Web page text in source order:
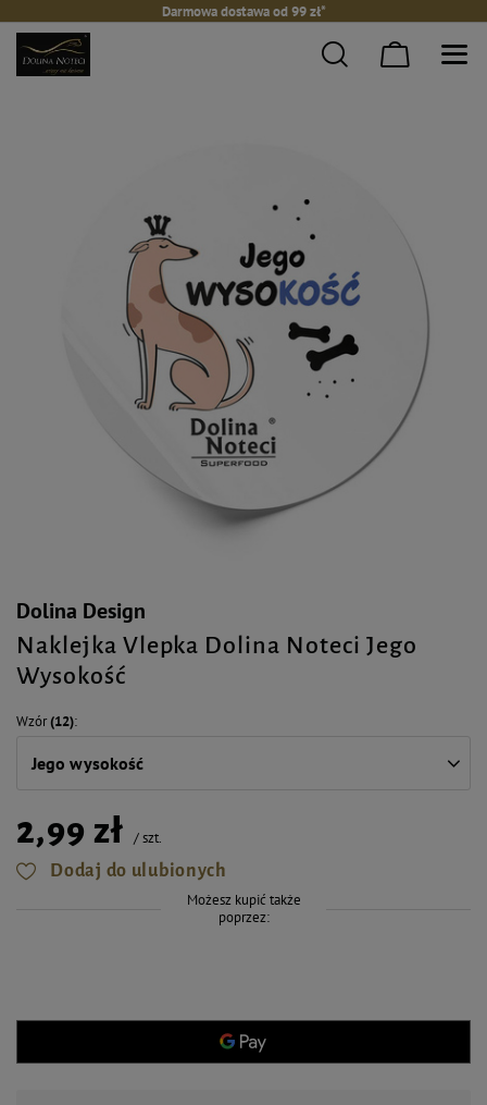
Darmowa dostawa od 99 zł*
Dolina Design
Naklejka Vlepka Dolina Noteci Jego
Wysokość
Wzór(12)
Jego wysokość
2,99 zł /szt.
Dodaj do ulubionych
Możesz kupić także
poprzez: